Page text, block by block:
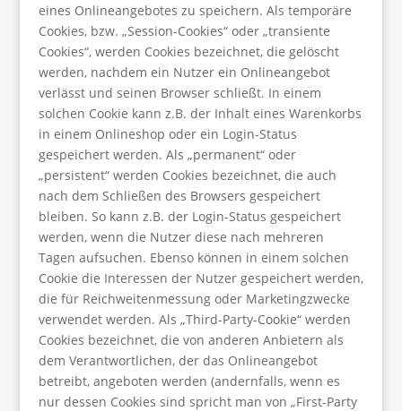
eines Onlineangebotes zu speichern. Als temporäre
Cookies, bzw. „Session-Cookies“ oder „transiente
Cookies“, werden Cookies bezeichnet, die gelöscht
werden, nachdem ein Nutzer ein Onlineangebot
verlässt und seinen Browser schließt. In einem
solchen Cookie kann z.B. der Inhalt eines Warenkorbs
in einem Onlineshop oder ein Login-Status
gespeichert werden. Als „permanent“ oder
„persistent“ werden Cookies bezeichnet, die auch
nach dem Schließen des Browsers gespeichert
bleiben. So kann z.B. der Login-Status gespeichert
werden, wenn die Nutzer diese nach mehreren
Tagen aufsuchen. Ebenso können in einem solchen
Cookie die Interessen der Nutzer gespeichert werden,
die für Reichweitenmessung oder Marketingzwecke
verwendet werden. Als „Third-Party-Cookie“ werden
Cookies bezeichnet, die von anderen Anbietern als
dem Verantwortlichen, der das Onlineangebot
betreibt, angeboten werden (andernfalls, wenn es
nur dessen Cookies sind spricht man von „First-Party